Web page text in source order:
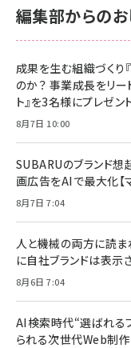
スペ
￥
￥
ママ
組織
￥
す
2枚
￥
￥
全ワ
技術
￥
ケー
ド
17
Pro/
￥
￥
Pro/
￥
サ
ル
￥
編集部からのお
成果を生む組織づくり
のか？ 事業成長をリー
ト』を3名様にプレゼン
8月7日 10:00
SUBARUのブランド想
画広告をAIで最大化【
8月7日 7:04
人と機械の両方に読ま
に自社ブランドは表示
8月6日 7:04
AI検索時代“選ばれる
られる次世代Web制